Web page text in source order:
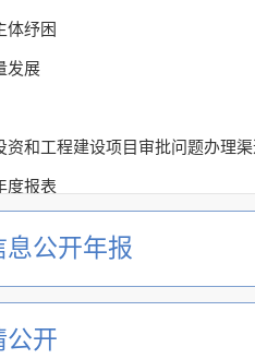
体纾困
发展
资和工程建设项目审批问题办理
度报表
息公开年报
公开